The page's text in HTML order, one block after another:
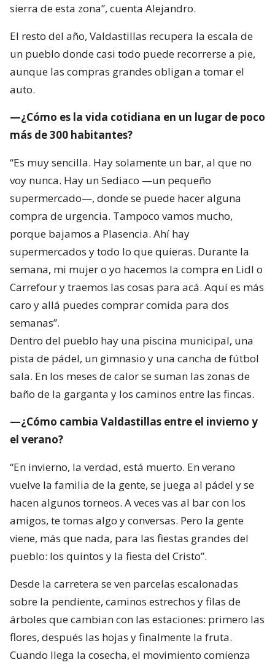
sierra de esta zona”, cuenta Alejandro.
El resto del año, Valdastillas recupera la escala de
un pueblo donde casi todo puede recorrerse a pie,
aunque las compras grandes obligan a tomar el
auto.
—¿Cómo es la vida cotidiana en un lugar de poco
más de 300 habitantes?
“Es muy sencilla. Hay solamente un bar, al que no
voy nunca. Hay un Sediaco —un pequeño
supermercado—, donde se puede hacer alguna
compra de urgencia. Tampoco vamos mucho,
porque bajamos a Plasencia. Ahí hay
supermercados y todo lo que quieras. Durante la
semana, mi mujer o yo hacemos la compra en Lidl o
Carrefour y traemos las cosas para acá. Aquí es más
caro y allá puedes comprar comida para dos
semanas”.
Dentro del pueblo hay una piscina municipal, una
pista de pádel, un gimnasio y una cancha de fútbol
sala. En los meses de calor se suman las zonas de
baño de la garganta y los caminos entre las fincas.
—¿Cómo cambia Valdastillas entre el invierno y
el verano?
“En invierno, la verdad, está muerto. En verano
vuelve la familia de la gente, se juega al pádel y se
hacen algunos torneos. A veces vas al bar con los
amigos, te tomas algo y conversas. Pero la gente
viene, más que nada, para las fiestas grandes del
pueblo: los quintos y la fiesta del Cristo”.
Desde la carretera se ven parcelas escalonadas
sobre la pendiente, caminos estrechos y filas de
árboles que cambian con las estaciones: primero las
flores, después las hojas y finalmente la fruta.
Cuando llega la cosecha, el movimiento comienza